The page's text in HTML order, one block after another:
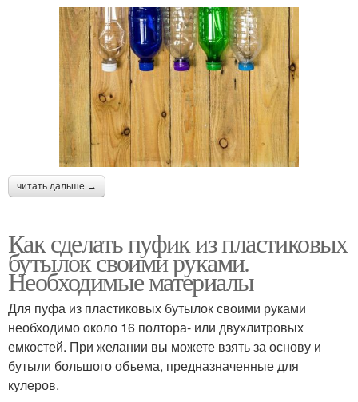
читать дальше →
Как сделать пуфик из пластиковых
бутылок своими руками.
Необходимые материалы
Для пуфа из пластиковых бутылок своими руками
необходимо около 16 полтора- или двухлитровых
емкостей. При желании вы можете взять за основу и
бутыли большого объема, предназначенные для
кулеров.